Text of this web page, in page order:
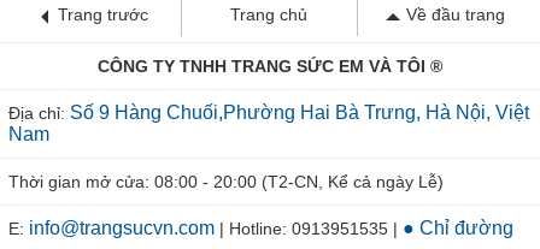
Trang trước Trang chủ Về đầu trang
CÔNG TY TNHH TRANG SỨC EM VÀ TÔI ®
Địa chỉ: Số 9 Hàng Chuối,Phường Hai Bà Trưng, Hà Nội, Việt
Nam
Thời gian mở cửa: 08:00 - 20:00 (T2-CN, Kể cả ngày Lễ)
E: info@trangsucvn.com | Hotline: 0913951535 | ● Chỉ đường